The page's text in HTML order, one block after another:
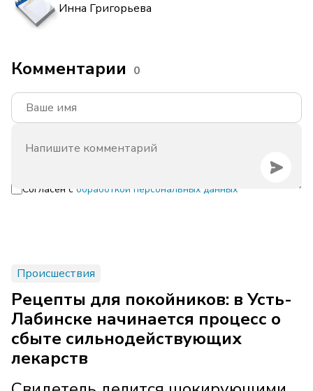
Инна Григорьева
Комментарии 0
Согласен с обработкой персональных данных
Происшествия
Рецепты для покойников: в Усть-
Лабинске начинается процесс о
сбыте сильнодействующих
лекарств